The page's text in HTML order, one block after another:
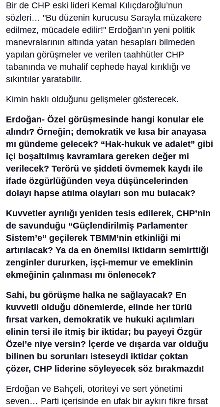
Bir de CHP eski lideri Kemal Kılıçdaroğlu’nun
sözleri… "Bu düzenin kurucusu Sarayla müzakere
edilmez, mücadele edilir!" Erdoğan’ın yeni politik
manevralarının altında yatan hesapları bilmeden
yapılan görüşmeler ve verilen taahhütler CHP
tabanında ve muhalif cephede hayal kırıklığı ve
sıkıntılar yaratabilir.
Kimin haklı olduğunu gelişmeler gösterecek.
Erdoğan- Özel görüşmesinde hangi konular ele
alındı? Örneğin; demokratik ve kısa bir anayasa
mı gündeme gelecek? “Hak-hukuk ve adalet” gibi
içi boşaltılmış kavramlara gereken değer mi
verilecek? Terörü ve şiddeti övmemek kaydı ile
ifade özgürlüğünden veya düşüncelerinden
dolayı hapse atılma olayları son mu bulacak?
Kuvvetler ayrılığı yeniden tesis edilerek, CHP’nin
de savunduğu “Güçlendirilmiş Parlamenter
Sistem’e” geçilerek TBMM’nin etkinliği mi
artırılacak? Ya da en önemlisi iktidarın semirttiği
zenginler dururken, işçi-memur ve emeklinin
ekmeğinin çalınması mı önlenecek?
Sahi, bu görüşme halka ne sağlayacak? En
kuvvetli olduğu dönemlerde, elinde her türlü
fırsat varken, demokratik ve hukuki açılımları
elinin tersi ile itmiş bir iktidar; bu payeyi Özgür
Özel’e niye versin? İçerde ve dışarda var olduğu
bilinen bu sorunları isteseydi iktidar çoktan
çözer, CHP liderine söyleyecek söz bırakmazdı!
Erdoğan ve Bahçeli, otoriteyi ve sert yönetimi
seven… Parti içerisinde en ufak bir aykırı fikre fırsat